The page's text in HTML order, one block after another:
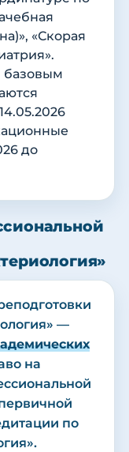
«Скорая
базовым
до
—
на
по